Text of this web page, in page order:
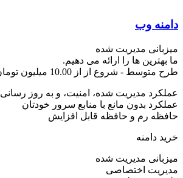
دامنه وب
میزبانی مدیریت شده
ما بهترین ها را ارائه می دهیم.
طرح متوسط - شروع از از 10.00 میلیون تومان در ماه
عملکرد مدیریت شده، امنیت، و به روز رسانی
عملکرد بدون مانع با منابع سرور خودتان
حافظه رم و حافظه قابل افزایش
خرید دامنه
میزبانی مدیریت شده
مدیریت اختصاصی